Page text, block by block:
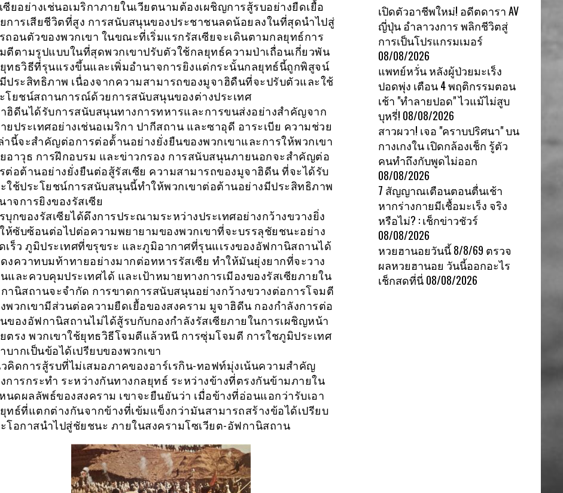
ซียอย่างเช่นอเมริกาภายในเวียตนามต้องเผชิญการสู้รบอย่างยืดเยื้อ
การเสียชีวิตที่สูง การสนับสนุนของประชาชนลดน้อยลงในที่สุดนำไปสู่
ถอนตัวของพวกเขา ในขณะที่เริ่มแรกรัสเซียจะเดินตามกลยุทธ์การ
ตีตามรูปแบบในที่สุดพวกเขาปรับตัวใช้กลยุทธ์ความป่าเถื่อนเกี่ยวพัน
ทธวิธีที่รุนแรงขึ้นและเพิ่มอำนาจการยิงแต่กระนั้นกลยุทธ์นี้ถูกพิสูจน์
ประสิทธิภาพ เนื่องจากความสามารถของมูจาฮิดืนที่จะปรับตัวและใช้
โยชน์สถานการณ์ด้วยการสนับสนุนของต่างประเทศ
ฮิดีนได้รับการสนับสนุนทางการทหารและการขนส่งอย่างสำคัญจาก
ยประเทศอย่างเช่นอเมริกา ปากีสถาน และซาอุดี อาระเบีย ความช่วย
านี้จะสำคัญต่อการต่อต้้านอย่างยั่งยืนของพวกเขาและการให้พวกเขา
อาวุธ การฝึกอบรม และข่าวกรอง การสนับสนุนภายนอกจะสำคัญต่อ
ต่อต้านอย่างยั่งยืนต่อสู้รัสเซีย ความสามารถของมูจาฮิดีน ที่จะได้รับ
ใช้ประโยชน์การสนับสนุนนี้ทำให้พวกเขาต่อต้านอย่างมีประสิทธิภาพ
าจการยิงของรัสเซีย
บุกของรัสเซียได้ดึงการประณามระหว่างประเทศอย่างกว้างขวางยิ่ง
ห้ซับซ้อนต่อไปต่อความพยายามของพวกเขาที่จะบรรลุชัยชนะอย่าง
เร็ว ภูมิประเทศที่ขรุขระ และภูมิอากาศที่รุนแเรงของอัฟกานิสถานได้
งควาทบมท้าทายอย่างมากต่อทหารรัสเซีย ทำให้มันยุ่งยากที่จะวาง
และควบคุมประเทศได้ และเป้าหมายทางการเมีองของรัสเซียภายใน
านิสถานจะจำกัด การขาดการสนับสนุนอย่างกว้างขวางต่อการโจมตี
พวกเขามีส่วนต่อความยืดเยื้อของสงคราม มูจาฮิดีน กองกำลังการต่อ
ของอัฟกานิสถานไม่ได้สู้รบกับกองกำลังรัสเซียภายในการเผชิญหน้า
ตรง พวกเขาใช้ยุทธวิธีโจมตีแล้วหนี การซุ่มโจมตี การใชภูมิประเทศ
บากเป็นข้อได้เปรียบของพวกเขา
คิดการสู้รบที่ไม่เสมอภาคของอาร์เรกิน-ทอฟท์มุ่งเน้นความสำคัญ
การกระทำ ระหว่างกันทางกลยุทธ์ ระหว่างข้างที่ตรงกันข้ามภายใน
นดผลลัพธ์ของสงคราม เขาจะยืนยันว่า เมื่อข้างที่อ่อนแอกว่ารับเอา
ทธ์ที่แตกต่างกันจากข้างที่เข้มแข็งกว่ามันสามารถสร้างข้อได้เปรียบ
โอกาสนำไปสู่ชัยชนะ ภายในสงครามโซเวียต-อัฟกานิสถาน
เปิดตัวอาชีพใหม่! อดีตดารา AV
ญี่ปุ่น อำลาวงการ พลิกชีวิตสู่
การเป็นโปรแกรมเมอร์
08/08/2026
แพทย์หวั่น หลังผู้ป่วยมะเร็ง
ปอดพุ่ง เตือน 4 พฤติกรรมตอน
เช้า "ทำลายปอด" ไวแม้ไม่สูบ
บุหรี่! 08/08/2026
สาวผวา! เจอ "คราบปริศนา" บน
กางเกงใน เปิดกล้องเช็ก รู้ตัว
คนทำถึงกับพูดไม่ออก
08/08/2026
7 สัญญาณเตือนตอนตื่นเช้า
หากร่างกายมีเชื้อมะเร็ง จริง
หรือไม่? : เช็กข่าวชัวร์
08/08/2026
หวยฮานอยวันนี้ 8/8/69 ตรวจ
ผลหวยฮานอย วันนี้ออกอะไร
เช็กสดที่นี่ 08/08/2026